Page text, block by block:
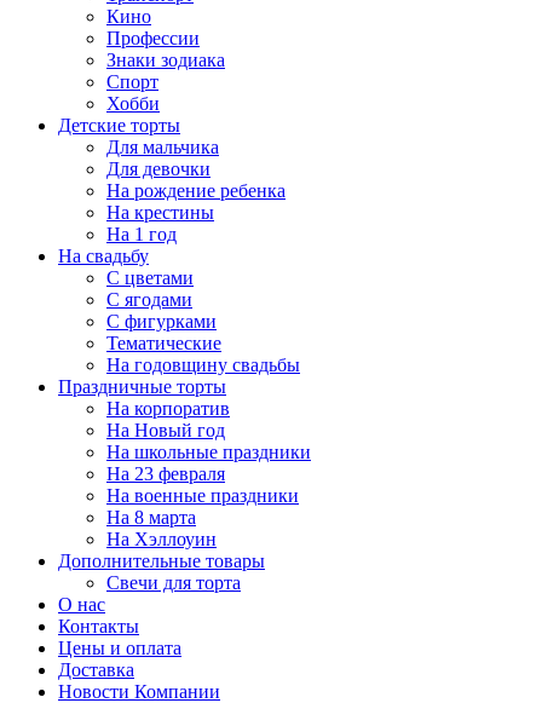
Кино
Профессии
Знаки зодиака
Спорт
Хобби
Детские торты
Для мальчика
Для девочки
На рождение ребенка
На крестины
На 1 год
На свадьбу
С цветами
С ягодами
С фигурками
Тематические
На годовщину свадьбы
Праздничные торты
На корпоратив
На Новый год
На школьные праздники
На 23 февраля
На военные праздники
На 8 марта
На Хэллоуин
Дополнительные товары
Свечи для торта
О нас
Контакты
Цены и оплата
Доставка
Новости Компании